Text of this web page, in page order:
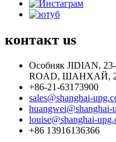
контакт us
Особняк JIDIAN,
ROAD, ШАНХАЙ,
+86-21-63173900
sales@shanghai-
huangwei@shanghai-
louise@shanghai-
+86 13916136366